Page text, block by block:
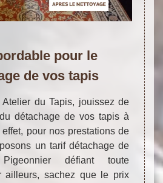
pour le
de vos tapis
Atelier du Tapis, jouissez de
détachage de vos tapis à
pour nos prestations de
un tarif détachage de
défiant toute
ailleurs, sachez que le prix